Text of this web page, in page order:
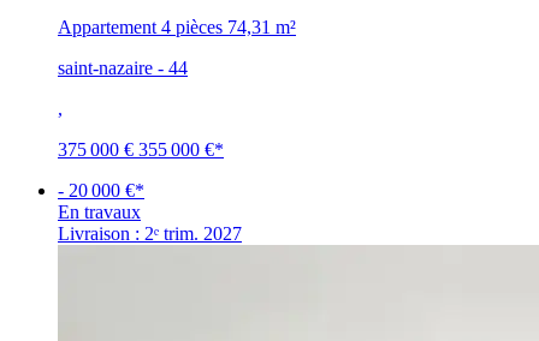
Appartement 4 pièces 74,31 m²
saint-nazaire - 44
,
375 000 € 355 000 €*
- 20 000 €*
En travaux
Livraison : 2ᵉ trim. 2027